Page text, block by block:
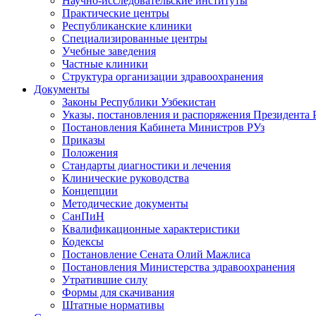
Практические центры
Республиканские клиники
Специализированные центры
Учебные заведения
Частные клиники
Структура организации здравоохранения
Документы
Законы Республики Узбекистан
Указы, постановления и распоряжения Президента
Постановления Кабинета Министров РУз
Приказы
Положения
Стандарты диагностики и лечения
Клинические руководства
Концепции
Методические документы
СанПиН
Квалификационные характеристики
Кодексы
Постановление Сената Олий Мажлиса
Постановления Министерства здравоохранения
Утратившие силу
Формы для скачивания
Штатные нормативы